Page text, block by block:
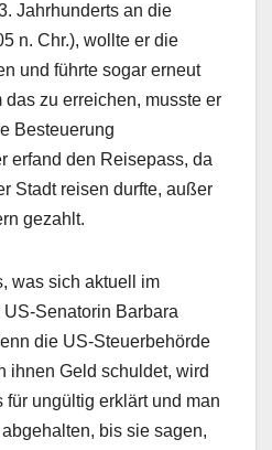
Jahrhunderts an die
n. Chr.), wollte er die
und führte sogar erneut
zu erreichen, musste er
Besteuerung
erfand den Reisepass, da
Stadt reisen durfte, außer
gezahlt.
was sich aktuell im
Senatorin Barbara
die US-Steuerbehörde
ihnen Geld schuldet, wird
ungültig erklärt und man
bis sie sagen,